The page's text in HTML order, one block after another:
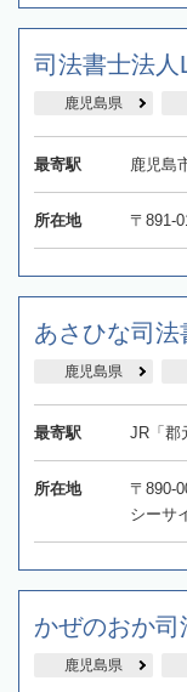
司法書士法人
鹿児島県
最寄駅 鹿児島
所在地 〒891-
あさひな司
鹿児島県
最寄駅 JR「郡
所在地
〒890-
シーサ
かぜのおか
鹿児島県